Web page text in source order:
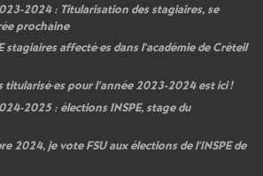
2024 : Titularisation des stagiaires, se
prochaine
stagiaires affecté·es dans l’académie de Créteil
titularisé·es pour l’année 2023-2024 est ici!
2025 : électionsINSPE, stage du
2024, je voteFSUaux élections de l’INSPEde